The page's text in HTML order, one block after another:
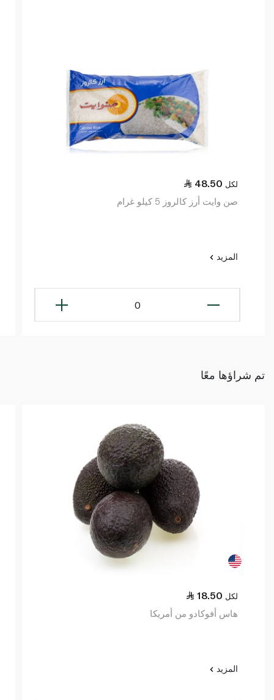
48.50 لكل
صن وايت أرز كالروز 5 كيلو غرام
المزيد
0
تم شراؤها معًا
18.50 لكل
هاس أفوكادو من أمريكا
المزيد